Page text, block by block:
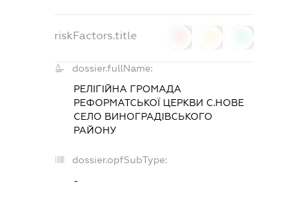
riskFactors.title
dossier.fullName:
РЕЛІГІЙНА ГРОМАДА
РЕФОРМАТСЬКОЇ ЦЕРКВИ С.НОВЕ
СЕЛО ВИНОГРАДІВСЬКОГО
РАЙОНУ
dossier.opfSubType:
-